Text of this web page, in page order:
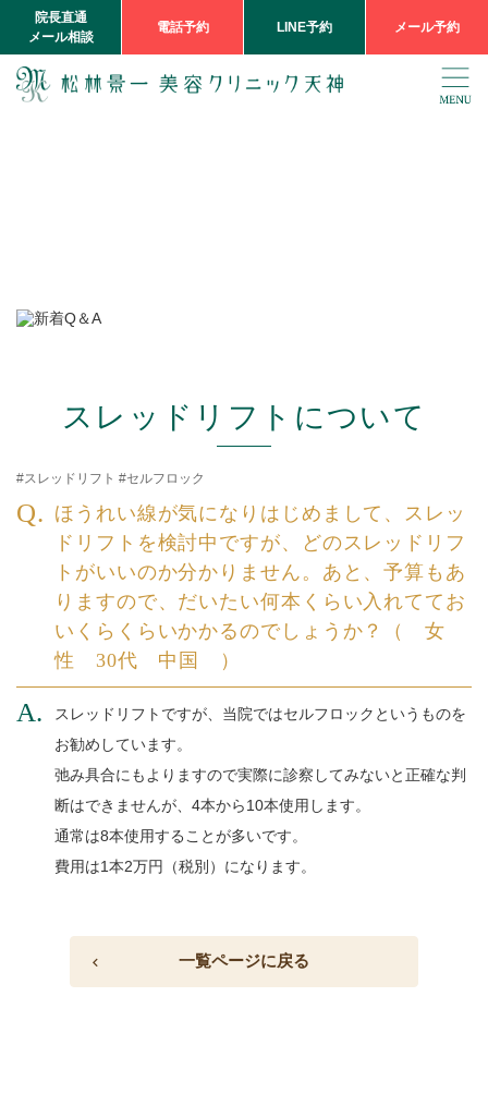
院長直通
メール相談
電話予約 LINE予約 メール予約
スレッドリフトについて
スレッドリフト #セルフロック
ほうれい線が気になりはじめまして、スレッ
ドリフトを検討中ですが、どのスレッドリフ
トがいいのか分かりません。あと、予算もあ
りますので、だいたい何本くらい入れててお
いくらくらいかかるのでしょうか？（ 女
性 30代 中国 ）
スレッドリフトですが、当院ではセルフロックというものを
お勧めしています。
弛み具合にもよりますので実際に診察してみないと正確な判
断はできませんが、4本から10本使用します。
通常は8本使用することが多いです。
費用は1本2万円（税別）になります。
一覧ページに戻る